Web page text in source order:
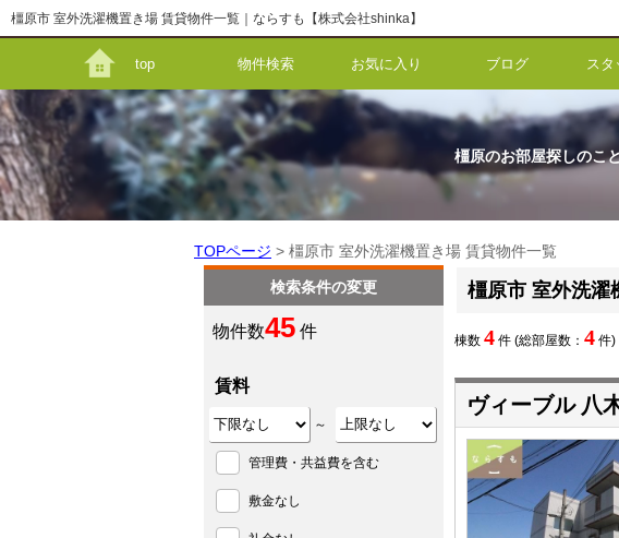
橿原市 室外洗濯機置き場 賃貸物件一覧｜ならすも【株式会社shinka】
top 物件検索 お気に入り ブログ スタ
橿原のお部屋探しのこ
TOPページ > 橿原市 室外洗濯機置き場 賃貸物件一覧
橿原市 室外洗濯
棟数 4 件 (総部屋数： 4
ヴィーブル 八
検索条件の変更
物件数45 件
賃料
～
管理費・共益費を含む
敷金なし